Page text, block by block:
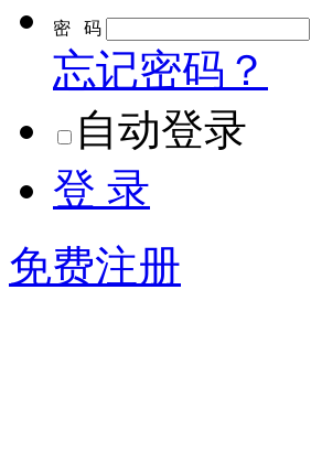
密 码
忘记密码？
自动登录
登 录
免费注册